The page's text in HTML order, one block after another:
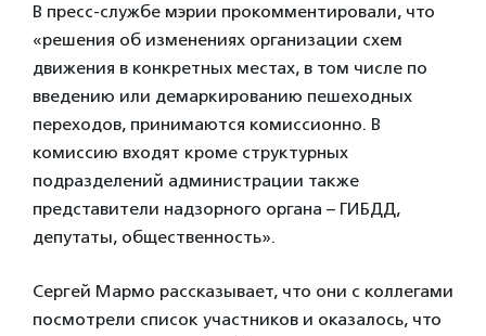
В пресс-службе мэрии прокомментировали, что
«решения об изменениях организации схем
движения в конкретных местах, в том числе по
введению или демаркированию пешеходных
переходов, принимаются комиссионно. В
комиссию входят кроме структурных
подразделений администрации также
представители надзорного органа – ГИБДД,
депутаты, общественность».
Сергей Мармо рассказывает, что они с коллегами
посмотрели список участников и оказалось, что